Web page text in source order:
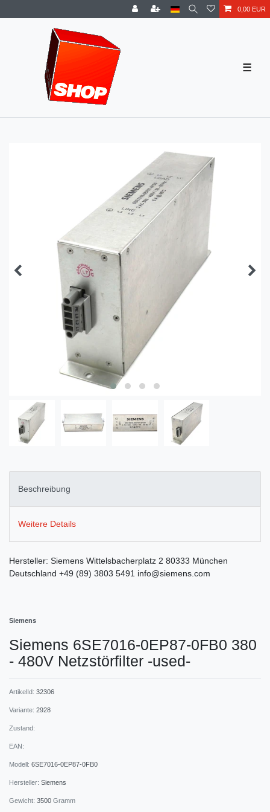
0,00 EUR
☰
Beschreibung
Weitere Details
Hersteller: Siemens Wittelsbacherplatz 2 80333 München
Deutschland +49 (89) 3803 5491 info@siemens.com
Siemens
Siemens 6SE7016-0EP87-0FB0 380
- 480V Netzstörfilter -used-
ArtikelId: 32306
Variante: 2928
Zustand:
EAN:
Modell: 6SE7016-0EP87-0FB0
Hersteller: Siemens
Gewicht: 3500 Gramm